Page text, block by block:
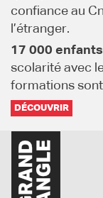
confiance au
l’étranger.
17 000
scolarité avec
formations
DÉCOUVRIR